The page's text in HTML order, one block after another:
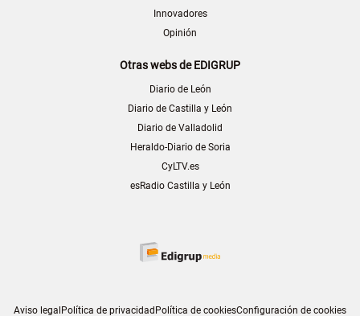
Innovadores
Opinión
Otras webs de EDIGRUP
Diario de León
Diario de Castilla y León
Diario de Valladolid
Heraldo-Diario de Soria
CyLTV.es
esRadio Castilla y León
Aviso legal Política de privacidad Política de cookiesConfiguración de cookies